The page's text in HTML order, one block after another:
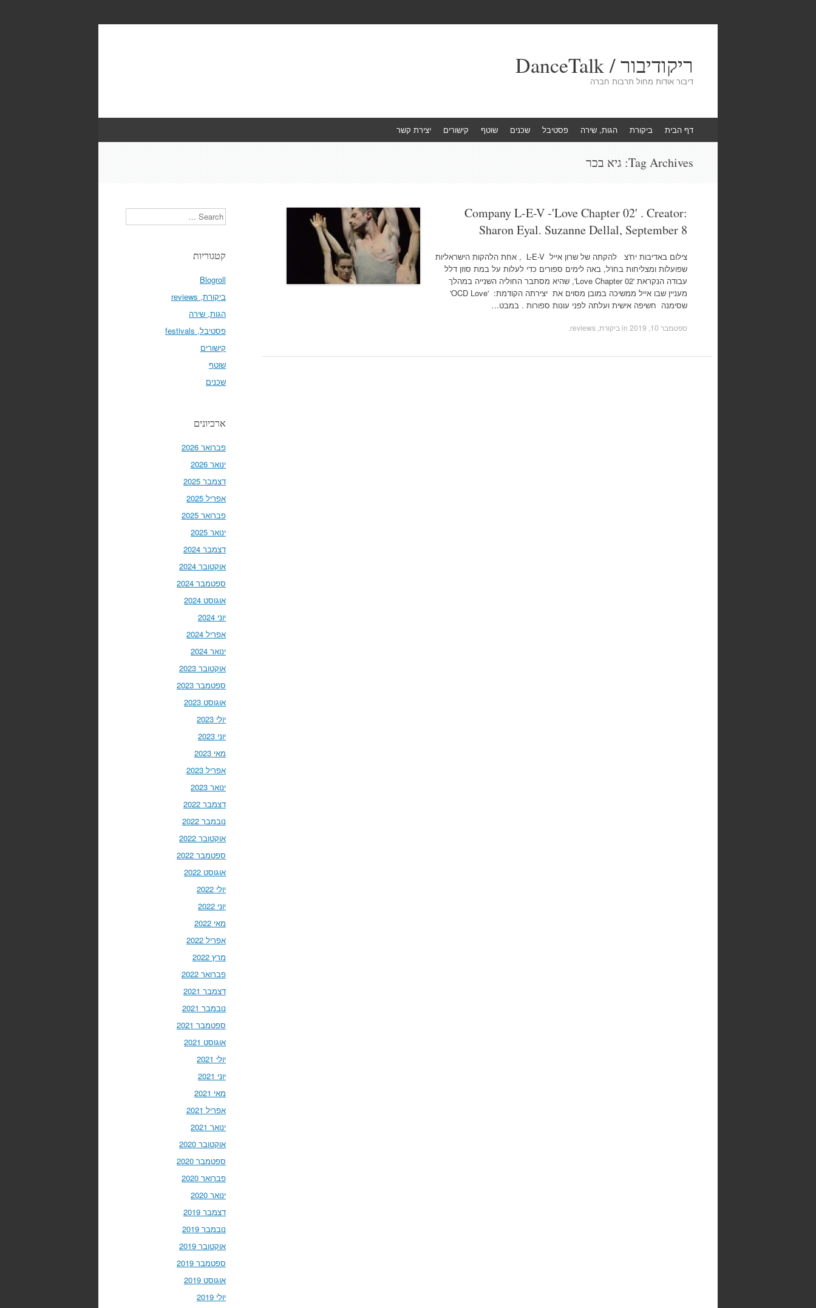
ריקודיבור / DanceTalk
דיבור אודות מחול תרבות חברה
to
דף הבית ביקורת הגות, שירה פסטיבל שכנים שוטף קישורים יצירת קשר
Tag Archives: גיא בכר
Company L-E-V -'Love Chapter 02' . Creator:
Sharon Eyal. Suzanne Dellal, September 8
צילום באדיבות יח'צ להקתה של שרון אייל L-E-V , אחת הלהקות הישראליות
שפועלות ומצליחות בחו'ל, באה לימים ספורים כדי לעלות על במת סוזן דלל
עבודה הנקראת 'Love Chapter 02', שהיא מסתבר החוליה השנייה במהלך
מעניין שבו אייל ממשיכה במובן מסוים את יצירתה הקודמת: 'OCD Love'
שסימנה חשיפה אישית ועלתה לפני עונות ספורות . במבט…
ספטמבר 10, 2019 ביקורת, reviews
Search
קטגוריות
Blogroll
ביקורת, reviews
הגות, שירה
פסטיבל, festivals
קישורים
שוטף
שכנים
ארכיונים
פברואר 2026
ינואר 2026
דצמבר 2025
אפריל 2025
פברואר 2025
ינואר 2025
דצמבר 2024
אוקטובר 2024
ספטמבר 2024
אוגוסט 2024
יוני 2024
אפריל 2024
ינואר 2024
אוקטובר 2023
ספטמבר 2023
אוגוסט 2023
יולי 2023
יוני 2023
מאי 2023
אפריל 2023
ינואר 2023
דצמבר 2022
נובמבר 2022
אוקטובר 2022
ספטמבר 2022
אוגוסט 2022
יולי 2022
יוני 2022
מאי 2022
אפריל 2022
מרץ 2022
פברואר 2022
דצמבר 2021
נובמבר 2021
ספטמבר 2021
אוגוסט 2021
יולי 2021
יוני 2021
מאי 2021
אפריל 2021
ינואר 2021
אוקטובר 2020
ספטמבר 2020
פברואר 2020
ינואר 2020
דצמבר 2019
נובמבר 2019
אוקטובר 2019
ספטמבר 2019
אוגוסט 2019
יולי 2019